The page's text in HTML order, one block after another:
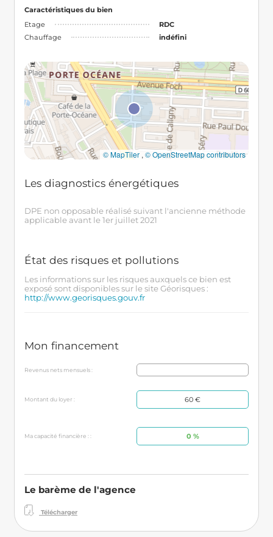
Caractéristiques du bien
Etage
RDC
Chauffage
indéfini
© MapTiler ,© OpenStreetMap contributors
Les diagnostics énergétiques
DPE non opposable réalisé suivant l'ancienne méthode
applicable avant le 1er juillet 2021
État des risques et pollutions
Les informations sur les risques auxquels ce bien est
exposé sont disponibles sur le site Géorisques :
http://www.georisques.gouv.fr
Mon financement
Revenus nets mensuels :
Montant du loyer : 60 €
Ma capacité financière : : 0 %
Le barème de l'agence
Télécharger